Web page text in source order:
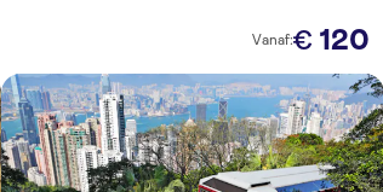
Vanaf:€ 120